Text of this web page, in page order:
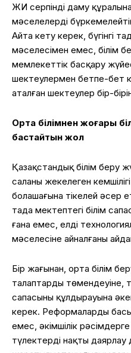
ЖИ серпінді даму
мәселелерді
Айта кету керек, бүгінгі
мәселесімен емес, білім
мемлекеттік басқару
шектеулермен бетпе-бет
аталған шектеулер бір-
Орта білімнен жоғары
бастайтын жол
Қазақстандық білім беру
саланың жекелеген
болашағына тікелей әсер
таңда мектептегі білім
ғана емес, елдің
мәселесіне айналғаны
Бір жағынан, орта білім
талаптардың төмендеуіне,
сапасының құлдырауына
керек. Реформалардың
емес, әкімшілік
түлектерді нақты даярлау